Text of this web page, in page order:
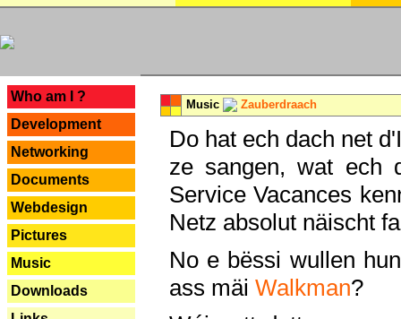
Who am I ?
Development
Networking
Documents
Webdesign
Pictures
Music
Downloads
Music Zauberdraach
Do hat ech dach net
ze sangen, wat ech
Service Vacances
Netz absolut näischt
No e bëssi wullen
ass mäi Walkman?